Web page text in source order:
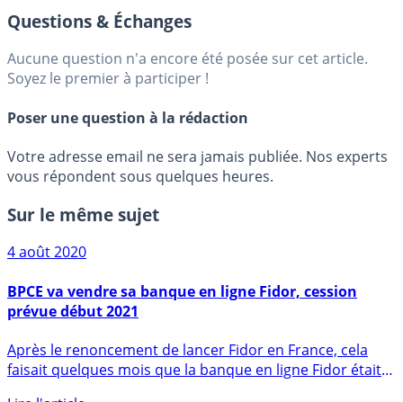
Questions & Échanges
Aucune question n'a encore été posée sur cet article.
Soyez le premier à participer !
Poser une question à la rédaction
Votre adresse email ne sera jamais publiée. Nos experts
vous répondent sous quelques heures.
Sur le même sujet
4 août 2020
BPCE va vendre sa banque en ligne Fidor, cession
prévue début 2021
Après le renoncement de lancer Fidor en France, cela
faisait quelques mois que la banque en ligne Fidor était